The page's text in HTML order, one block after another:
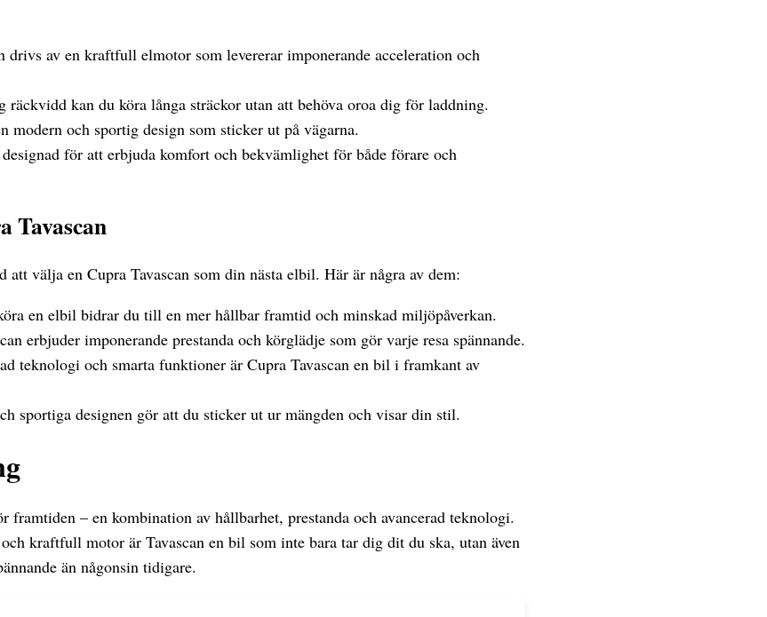
drivs av en kraftfull elmotor som levererar imponerande acceleration och
räckvidd kan du köra långa sträckor utan att behöva oroa dig för laddning.
modern och sportig design som sticker ut på vägarna.
för att erbjuda komfort och bekvämlighet för både förare och
Tavascan
att välja en Cupra Tavascan som din nästa elbil. Här är några av dem:
en elbil bidrar du till en mer hållbar framtid och minskad miljöpåverkan.
erbjuder imponerande prestanda och körglädje som gör varje resa spännande.
teknologi och smarta funktioner är Cupra Tavascan en bil i framkant av
sportiga designen gör att du sticker ut ur mängden och visar din stil.
framtiden – en kombination av hållbarhet, prestanda och avancerad teknologi.
kraftfull motor är Tavascan en bil som inte bara tar dig dit du ska, utan även
än någonsin tidigare.